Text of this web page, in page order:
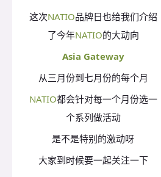
这次NATIO品牌日也给我们介绍
了今年NATIO的大动向
Asia Gateway
从三月份到七月份的每个月
NATIO都会针对每一个月份选一
个系列做活动
是不是特别的激动呀
大家到时候要一起关注一下